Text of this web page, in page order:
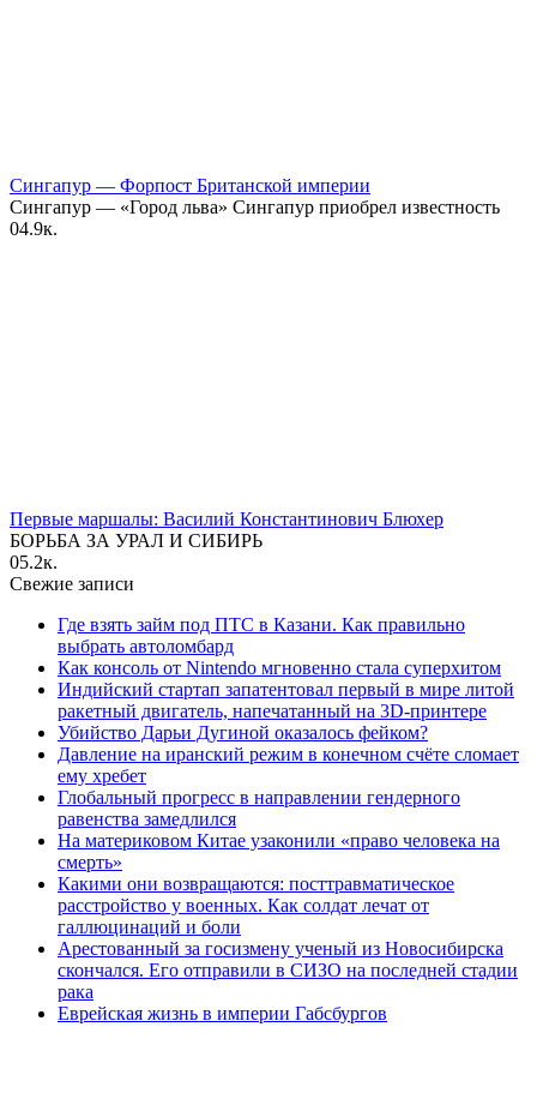
Сингапур — Форпост Британской империи
Сингапур — «Город льва» Сингапур приобрел известность
04.9к.
Первые маршалы: Василий Константинович Блюхер
БОРЬБА ЗА УРАЛ И СИБИРЬ
05.2к.
Свежие записи
Где взять займ под ПТС в Казани. Как правильно
выбрать автоломбард
Как консоль от Nintendo мгновенно стала суперхитом
Индийский стартап запатентовал первый в мире литой
ракетный двигатель, напечатанный на 3D-принтере
Убийство Дарьи Дугиной оказалось фейком?
Давление на иранский режим в конечном счёте сломает
ему хребет
Глобальный прогресс в направлении гендерного
равенства замедлился
На материковом Китае узаконили «право человека на
смерть»
Какими они возвращаются: посттравматическое
расстройство у военных. Как солдат лечат от
галлюцинаций и боли
Арестованный за госизмену ученый из Новосибирска
скончался. Его отправили в СИЗО на последней стадии
рака
Еврейская жизнь в империи Габсбургов